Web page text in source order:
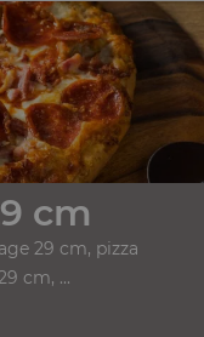
cm
29 cm, pizza
cm, ...